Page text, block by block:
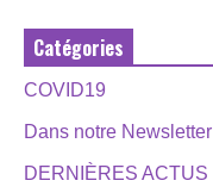
Catégories
COVID19
Dans notre Newsletter
DERNIÈRES ACTUS